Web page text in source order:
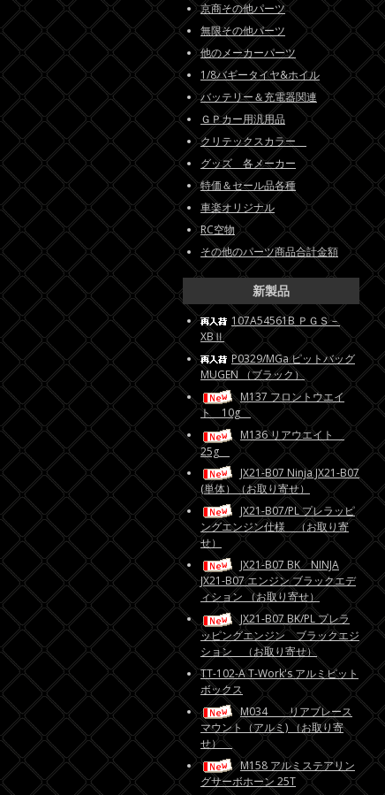
京商その他パーツ
無限その他パーツ
他のメーカーパーツ
1/8バギータイヤ&ホイル
バッテリー＆充電器関連
ＧＰカー用汎用品
クリテックスカラー
グッズ 各メーカー
特価＆セール品各種
車楽オリジナル
RC空物
その他のパーツ商品合計金額
新製品
107A54561B ＰＧＳ－
XBⅡ
P0329/MGa ピットバッグ
MUGEN （ブラック）
M137 フロントウエイ
ト 10g
M136 リアウエイト
25g
JX21-B07 Ninja JX21-B07
(単体）（お取り寄せ）
JX21-B07/PL プレラッピ
ングエンジン仕様 （お取り寄
せ）
JX21-B07 BK NINJA
JX21-B07 エンジン ブラックエデ
ィション （お取り寄せ）
JX21-B07 BK/PL プレラ
ッピングエンジン ブラックエジ
ション （お取り寄せ）
TT-102-A T-Work's アルミピット
ボックス
M034 リアブレース
マウント（アルミ) （お取り寄
せ）
M158 アルミステアリン
グサーボホーン 25T